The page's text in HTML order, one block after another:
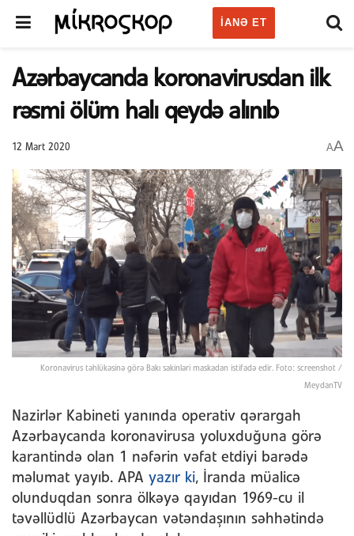
IANƏ ET
Azərbaycanda koronavirusdan ilk
rəsmi ölüm halı qeydə alınıb
12 Mart 2020 AA
Koronavirus təhlükəsinə görə Bakı sakinləri maskadan istifadə edir. Foto: screenshot /
MeydanTV
Nazirlər Kabineti yanında operativ qərargah
Azərbaycanda koronavirusa yoluxduğuna görə
karantində olan 1 nəfərin vəfat etdiyi barədə
məlumat yayıb. APA yazır ki, İranda müalicə
olunduqdan sonra ölkəyə qayıdan 1969-cu il
təvəllüdlü Azərbaycan vətəndaşının səhhətində